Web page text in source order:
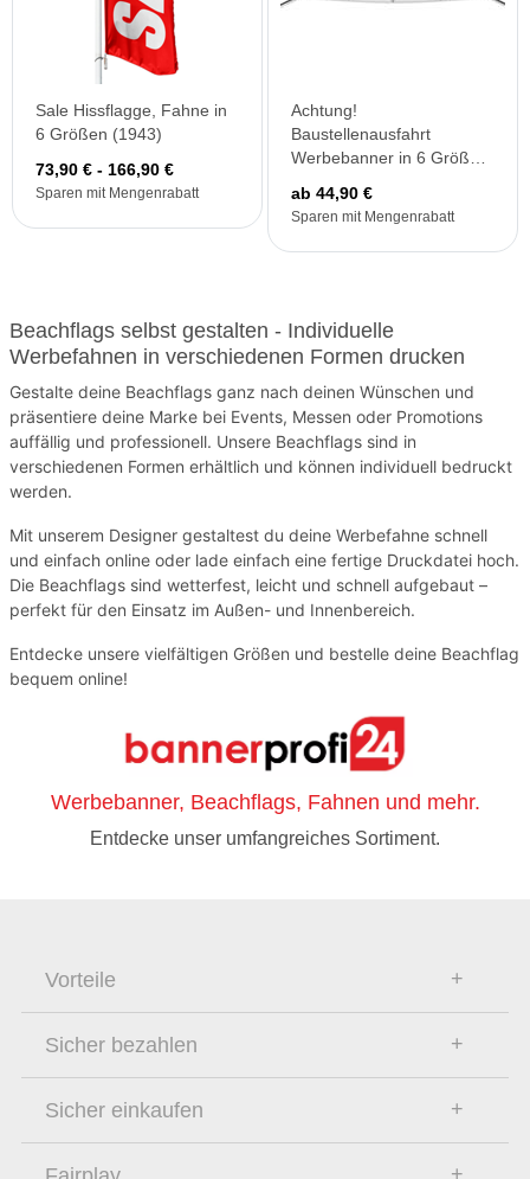
Sale Hissflagge, Fahne in
6 Größen (1943)
73,90 € - 166,90 €
Sparen mit Mengenrabatt
Achtung!
Baustellenausfahrt
Werbebanner in 6 Größen
ab 44,90 €
Sparen mit Mengenrabatt
Beachflags selbst gestalten - Individuelle
Werbefahnen in verschiedenen Formen drucken
Gestalte deine Beachflags ganz nach deinen Wünschen und
präsentiere deine Marke bei Events, Messen oder Promotions
auffällig und professionell. Unsere Beachflags sind in
verschiedenen Formen erhältlich und können individuell bedruckt
werden.
Mit unserem Designer gestaltest du deine Werbefahne schnell
und einfach online oder lade einfach eine fertige Druckdatei hoch.
Die Beachflags sind wetterfest, leicht und schnell aufgebaut –
perfekt für den Einsatz im Außen- und Innenbereich.
Entdecke unsere vielfältigen Größen und bestelle deine Beachflag
bequem online!
Werbebanner, Beachflags, Fahnen und mehr.
Entdecke unser umfangreiches Sortiment.
Vorteile
Sicher bezahlen
Sicher einkaufen